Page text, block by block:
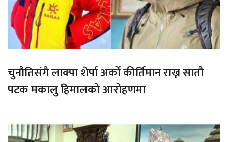
चुनौतिसंगै लाक्पा शेर्पा अर्को कीर्तिमान राख्न सातौ
पटक मकालु हिमालको आरोहणमा